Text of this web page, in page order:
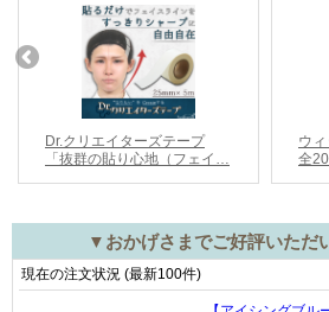
▼おかげさまでご好評いただ